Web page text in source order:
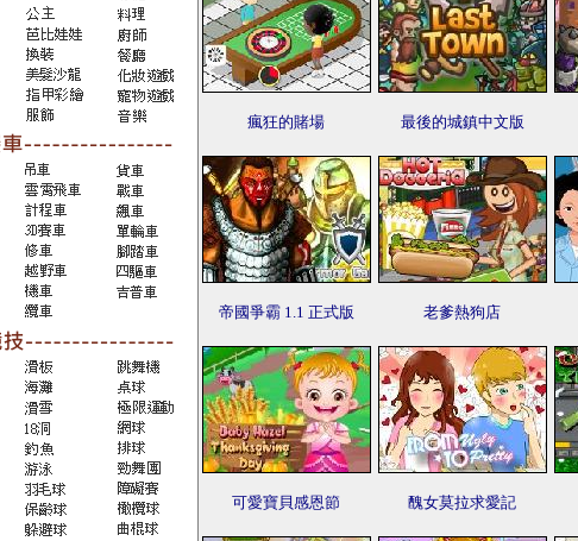
瘋狂的賭場 最後的城鎮中文版
帝國爭霸 1.1 正式版 老爹熱狗店
可愛寶貝感恩節 醜女莫拉求愛記